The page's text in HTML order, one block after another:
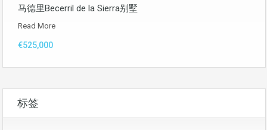
马德里Becerril de la Sierra别墅
Read More
€525,000
标签